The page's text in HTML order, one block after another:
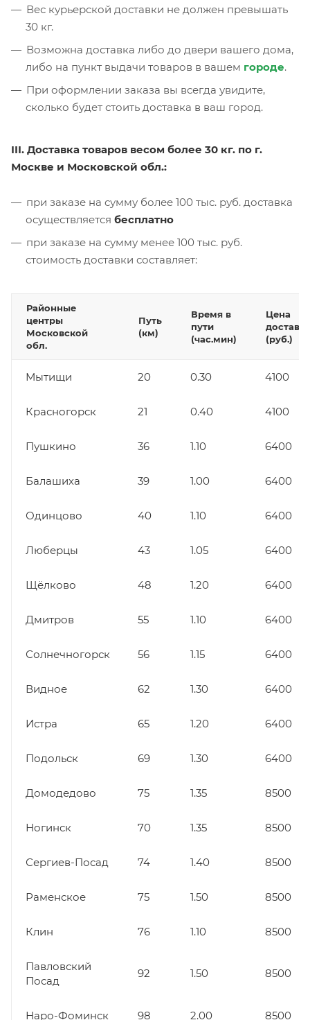
Вес курьерской доставки не должен превышать
30 кг.
Возможна доставка либо до двери вашего дома,
либо на пункт выдачи товаров в вашем городе.
При оформлении заказа вы всегда увидите,
сколько будет стоить доставка в ваш город.
III. Доставка товаров весом более 30 кг. по г.
Москве и Московской обл.:
при заказе на сумму более 100 тыс. руб. доставка
осуществляется бесплатно
при заказе на сумму менее 100 тыс. руб.
стоимость доставки составляет:
Районные
центры
Московской
обл.
Путь
(км)
Время в
пути
(час.мин)
Цена
(руб.)
Мытищи 20 0.30 4100
Красногорск 21 0.40 4100
Пушкино 36 1.10 6400
Балашиха 39 1.00 6400
Одинцово 40 1.10 6400
Люберцы 43 1.05 6400
Щёлково 48 1.20 6400
Дмитров 55 1.10 6400
Солнечногорск 56 1.15 6400
Видное 62 1.30 6400
Истра 65 1.20 6400
Подольск 69 1.30 6400
Домодедово 75 1.35 8500
Ногинск 70 1.35 8500
Сергиев-Посад 74 1.40 8500
Раменское 75 1.50 8500
Клин 76 1.10 8500
Павловский
Посад
92 1.50 8500
Наро-Фоминск 98 2.00 8500